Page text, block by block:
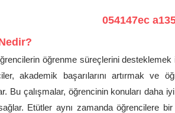
öğrenme süreçlerini
akademik başarılarını artırmak ve
Bu çalışmalar, öğrencinin konuları daha
Etütler aynı zamanda öğrencilere